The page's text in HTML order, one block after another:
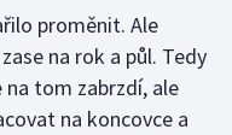
proměnit. Ale
na rok a půl. Tedy
na tom zabrzdí, ale
na koncovce a